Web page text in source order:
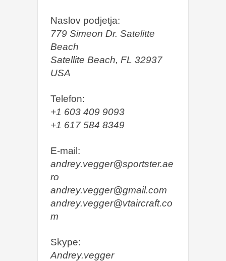
Naslov podjetja:
779 Simeon Dr. Satelitte
Beach
Satellite Beach, FL 32937
USA
Telefon:
+1 603 409 9093
+1 617 584 8349
E-mail:
andrey.vegger@sportster.ae
ro
andrey.vegger@gmail.com
andrey.vegger@vtaircraft.co
m
Skype:
Andrey.vegger